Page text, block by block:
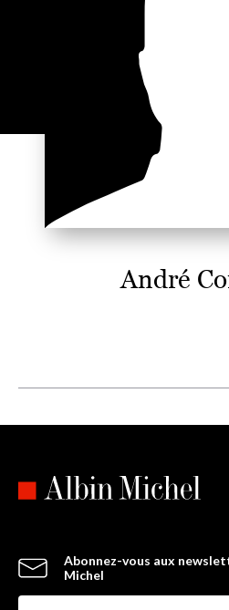
André
Abonnez-vous aux
Michel